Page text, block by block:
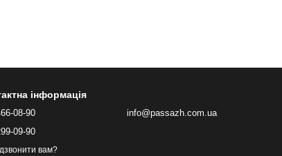
інформація
08-90
09-90
вам?
info@passazh.com.ua